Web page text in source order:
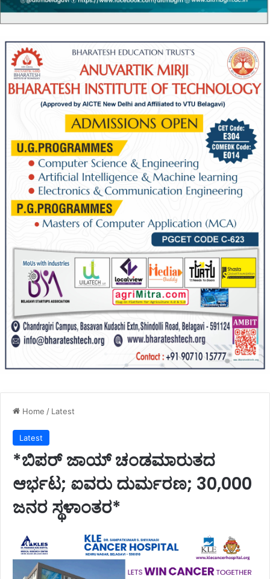
Home / Latest
Latest
*ಬಿಪರ್ ಜಾಯ್ ಚಂಡಮಾರುತದ
ಆರ್ಭಟ; ಐವರು ದುರ್ಮರಣ; 30,000
ಜನರ ಸ್ಥಳಾಂತರ*